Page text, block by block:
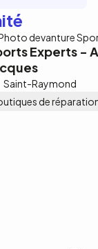
Experts -
Saint-Raymond
de